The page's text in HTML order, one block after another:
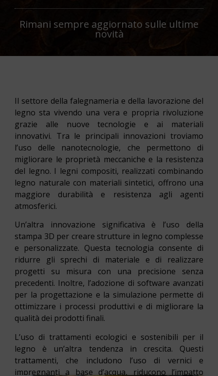
Rimani sempre aggiornato sulle ultime
novità
Il settore della falegnameria e della lavorazione del
legno sta vivendo una vera e propria rivoluzione
grazie alle nuove tecnologie e ai materiali
innovativi. Tra le principali innovazioni troviamo
l’uso delle nanotecnologie, che permettono di
migliorare le proprietà meccaniche e la resistenza
del legno. I legni compositi, realizzati combinando
legno naturale con materiali sintetici, offrono una
maggiore durabilità e resistenza agli agenti
atmosferici.
Un’altra innovazione significativa è l’uso della
stampa 3D per creare strutture in legno complesse
e personalizzate. Questa tecnologia consente di
ridurre gli sprechi di materiale e di realizzare
progetti su misura con una precisione senza
precedenti. Inoltre, l’adozione di software avanzati
per la progettazione e la simulazione permette di
ottimizzare i processi produttivi e di migliorare la
qualità dei prodotti finali.
L’uso di trattamenti ecologici e sostenibili per il
legno è un’altra tendenza in crescita. Questi
trattamenti, che includono l’uso di vernici e
impregnanti a base d’acqua, riducono l’impatto